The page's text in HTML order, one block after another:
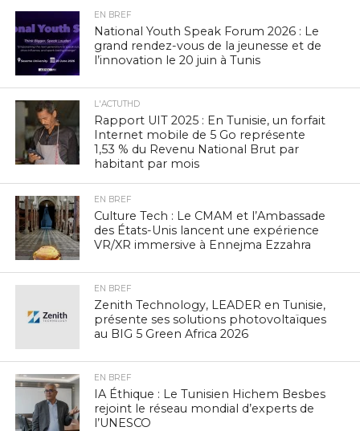
EN BREF
National Youth Speak Forum 2026 : Le
grand rendez-vous de la jeunesse et de
l’innovation le 20 juin à Tunis
L'ACTUTHD
Rapport UIT 2025 : En Tunisie, un forfait
Internet mobile de 5 Go représente
1,53 % du Revenu National Brut par
habitant par mois
EN BREF
Culture Tech : Le CMAM et l’Ambassade
des États-Unis lancent une expérience
VR/XR immersive à Ennejma Ezzahra
EN BREF
Zenith Technology, LEADER en Tunisie,
présente ses solutions photovoltaïques
au BIG 5 Green Africa 2026
EN BREF
IA Éthique : Le Tunisien Hichem Besbes
rejoint le réseau mondial d’experts de
l’UNESCO